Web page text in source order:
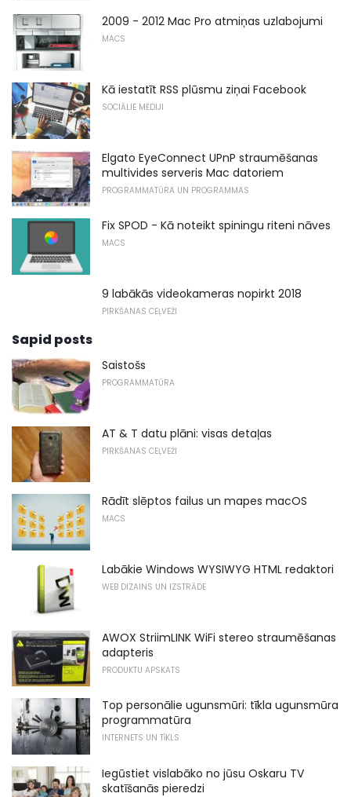
2009 - 2012 Mac Pro atmiņas uzlabojumi
MACS
Kā iestatīt RSS plūsmu ziņai Facebook
SOCIĀLIE MĒDIJI
Elgato EyeConnect UPnP straumēšanas
multivides serveris Mac datoriem
PROGRAMMATŪRA UN PROGRAMMAS
Fix SPOD - Kā noteikt spiningu riteni nāves
MACS
9 labākās videokameras nopirkt 2018
PIRKŠANAS CEĻVEŽI
Sapid posts
Saistošs
PROGRAMMATŪRA
AT & T datu plāni: visas detaļas
PIRKŠANAS CEĻVEŽI
Rādīt slēptos failus un mapes macOS
MACS
Labākie Windows WYSIWYG HTML redaktori
WEB DIZAINS UN IZSTRĀDE
AWOX StriimLINK WiFi stereo straumēšanas
adapteris
PRODUKTU APSKATS
Top personālie ugunsmūri: tīkla ugunsmūra
programmatūra
INTERNETS UN TĪKLS
Iegūstiet vislabāko no jūsu Oskaru TV
skatīšanās pieredzi